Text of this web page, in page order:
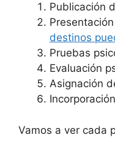
Publicación
destinos
Pruebas
Evaluación
Asignación
Vamos a ver cada